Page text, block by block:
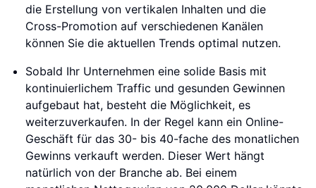
die Erstellung von vertikalen Inhalten und die
Cross-Promotion auf verschiedenen Kanälen
können Sie die aktuellen Trends optimal nutzen.
Sobald Ihr Unternehmen eine solide Basis mit
kontinuierlichem Traffic und gesunden Gewinnen
aufgebaut hat, besteht die Möglichkeit, es
weiterzuverkaufen. In der Regel kann ein Online-
Geschäft für das 30- bis 40-fache des monatlichen
Gewinns verkauft werden. Dieser Wert hängt
natürlich von der Branche ab. Bei einem